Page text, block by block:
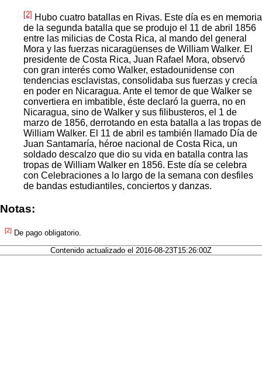
[2] Hubo cuatro batallas en Rivas. Este día es en memoria
de la segunda batalla que se produjo el 11 de abril 1856
entre las milicias de Costa Rica, al mando del general
Mora y las fuerzas nicaragüenses de William Walker. El
presidente de Costa Rica, Juan Rafael Mora, observó
con gran interés como Walker, estadounidense con
tendencias esclavistas, consolidaba sus fuerzas y crecía
en poder en Nicaragua. Ante el temor de que Walker se
convertiera en imbatible, éste declaró la guerra, no en
Nicaragua, sino de Walker y sus filibusteros, el 1 de
marzo de 1856, derrotando en esta batalla a las tropas de
William Walker. El 11 de abril es también llamado Día de
Juan Santamaría, héroe nacional de Costa Rica, un
soldado descalzo que dio su vida en batalla contra las
tropas de William Walker en 1856. Este día se celebra
con Celebraciones a lo largo de la semana con desfiles
de bandas estudiantiles, conciertos y danzas.
Notas:
[2] De pago obligatorio.
Contenido actualizado el 2016-08-23T15:26:00Z